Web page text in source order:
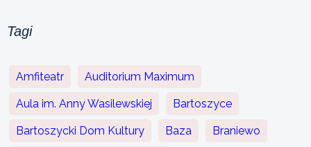
Tagi
Amfiteatr Auditorium Maximum
Aula im. Anny Wasilewskiej Bartoszyce
Bartoszycki Dom Kultury Baza Braniewo